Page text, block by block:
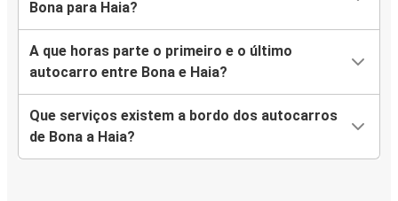
Bona para Haia?
A que horas parte o primeiro e o último
autocarro entre Bona e Haia?
Que serviços existem a bordo dos autocarros
de Bona a Haia?